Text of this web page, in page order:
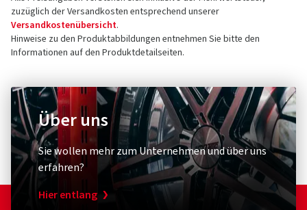
zuzüglich der Versandkosten entsprechend unserer
Versandkostenübersicht.
Hinweise zu den Produktabbildungen entnehmen Sie bitte den
Informationen auf den Produktdetailseiten.
Über uns
Sie wollen mehr zum Unternehmen und über uns
erfahren?
Hier entlang